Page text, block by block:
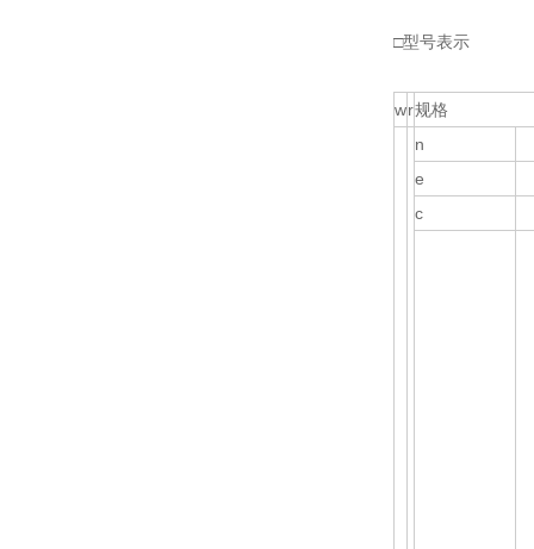
□型号表示
wr规格
n
e
c